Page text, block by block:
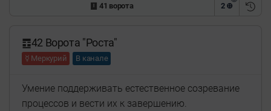
䷨ 41 ворота 2 ⊕
䷩42 Ворота "Роста"
☿ Меркурий В канале
Умение поддерживать естественное созревание
процессов и вести их к завершению.